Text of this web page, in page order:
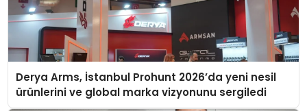
Derya Arms, İstanbul Prohunt 2026’da yeni nesil
ürünlerini ve global marka vizyonunu sergiledi